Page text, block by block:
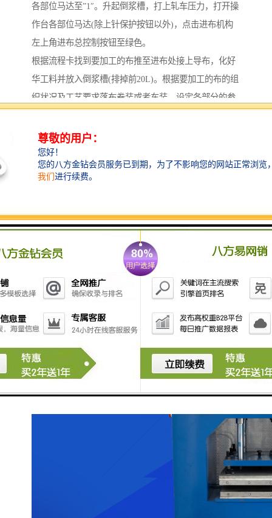
各部位马达至”1″。升起倒浆槽，打上轧车压力，打开操
作台各部位马达(除上针保护按钮以外)，点击进布机构
左上角进布总控制按钮至绿色。
根据流程卡找到要加工的布推至进布处接上导布，化好
华工料并放入倒浆槽(排掉前20L)。根据要加工的布的组
织状况及工艺要求落布卷装或者车装。设定各部分的参
左快/右快。打铃通知进落布准备开机，待回铃后按下开
机按钮，加速指示灯闪烁，设定工艺要求的车速并确
认，点击加速按钮车速自动增至工艺要求车速。